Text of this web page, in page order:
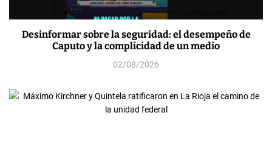
Desinformar sobre la seguridad: el desempeño de
Caputo y la complicidad de un medio
02/08/2026